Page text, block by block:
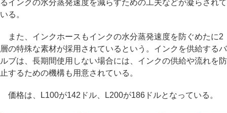
るインクの水分蒸発速度を減らすための工夫などが凝らされて
いる。
また、インクホースもインクの水分蒸発速度を防ぐめたに2
層の特殊な素材が採用されているという。インクを供給するバ
ルブは、長期間使用しない場合には、インクの供給や流れを防
止するための機構も用意されている。
価格は、L100が142ドル、L200が186ドルとなっている。